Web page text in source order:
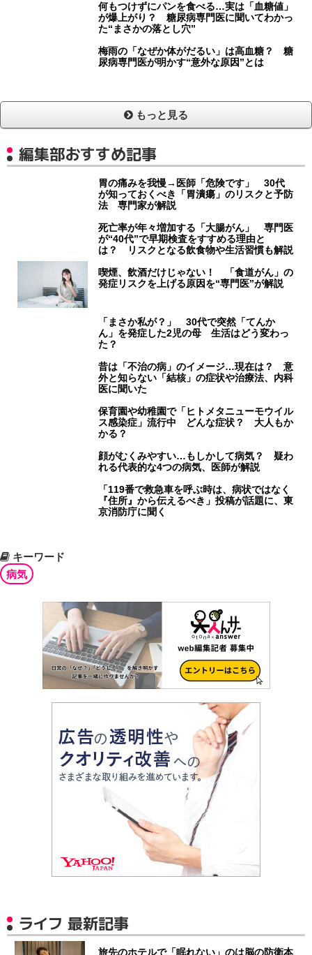
何もつけずにパンを食べる…実は「血糖値」
が爆上がり？ 糖尿病専門医に聞いてわかっ
た“まさかの落とし穴”
梅雨の「なぜか体がだるい」は高血糖？ 糖
尿病専門医が明かす“意外な原因”とは
もっと見る
編集部おすすめ記事
胃の痛みを我慢→医師「危険です」 30代
が知っておくべき「胃潰瘍」のリスクと予防
法 専門家が解説
死亡率が年々増加する「大腸がん」 専門医
が“40代”で早期検査をすすめる理由と
は？ リスクとなる飲食物や生活習慣も解説
喫煙、飲酒だけじゃない！ 「食道がん」の
発症リスクを上げる原因を“専門医”が解説
「まさか私が？」 30代で突然「てんか
ん」を発症した2児の母 生活はどう変わっ
た？
昔は「不治の病」のイメージ…現在は？ 意
外と知らない「結核」の症状や治療法、内科
医に聞いた
保育園や幼稚園で「ヒトメタニューモウイル
ス感染症」流行中 どんな症状？ 大人もか
かる？
顔がむくみやすい…もしかして病気？ 疑わ
れる代表的な4つの病気、医師が解説
「119番で救急車を呼ぶ時は、病状ではなく
『住所』から伝えるべき」投稿が話題に、東
京消防庁に聞く
キーワード
病気
ライフ 最新記事
旅先のホテルで「眠れない」のは脳の防衛本